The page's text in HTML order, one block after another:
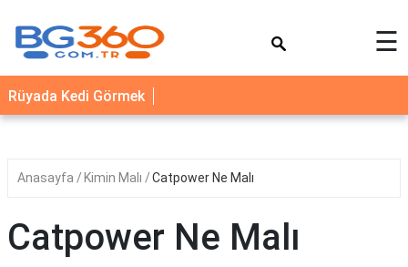
YEMEK
TARİFLERİ
SAĞLIK
☰
Rüyada Kedi Görmek
Anasayfa Kimin Malı Catpower Ne Malı
Catpower Ne Malı